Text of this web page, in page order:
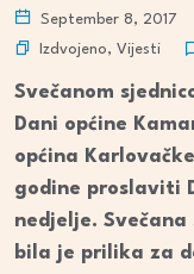
September 8, 2017
Izdvojeno, Vijesti
Svečanom
Dani općine
općina
godine proslaviti
nedjelje. Svečana
bila je prilika za